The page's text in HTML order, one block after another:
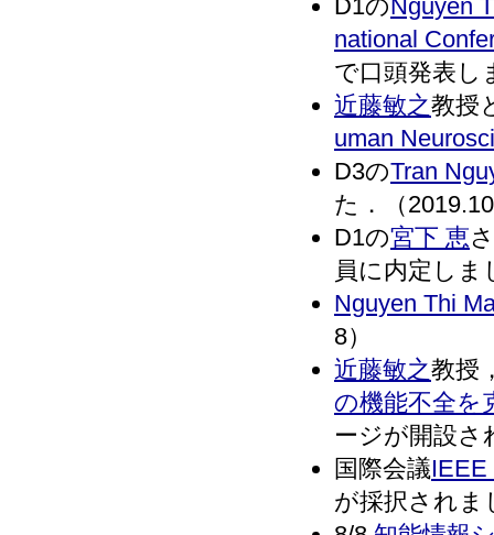
D1のNguyen
national
で口頭発表し
近藤敏之教授
uman
D3のTran
た．（
D1の宮下 恵
員に内定しま
Nguyen Thi
8）
近藤敏之教授
の機能不全を
ージが開設さ
国際会議IEEE
が採択されま